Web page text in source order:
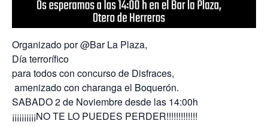
Organizado por @Bar La Plaza,
Día terrorífico
para todos con concurso de Disfraces,
amenizado con charanga el Boquerón.
SABADO 2 de Noviembre desde las 14:00h
¡¡¡¡¡¡¡¡¡¡NO TE LO PUEDES PERDER!!!!!!!!!!!!!